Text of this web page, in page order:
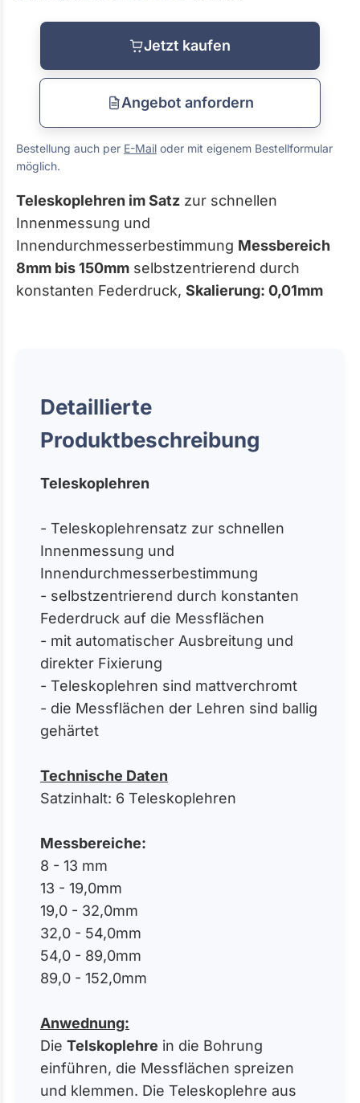
Jetzt kaufen
Angebot anfordern
Bestellung auch per E-Mail oder mit eigenem Bestellformular
möglich.
Teleskoplehren im Satz zur schnellen
Innenmessung und
Innendurchmesserbestimmung Messbereich
8mm bis 150mm selbstzentrierend durch
konstanten Federdruck, Skalierung: 0,01mm
Detaillierte
Produktbeschreibung
Teleskoplehren
- Teleskoplehrensatz zur schnellen
Innenmessung und
Innendurchmesserbestimmung
- selbstzentrierend durch konstanten
Federdruck auf die Messflächen
- mit automatischer Ausbreitung und
direkter Fixierung
- Teleskoplehren sind mattverchromt
- die Messflächen der Lehren sind ballig
gehärtet
Technische Daten
Satzinhalt: 6 Teleskoplehren
Messbereiche:
8 - 13 mm
13 - 19,0mm
19,0 - 32,0mm
32,0 - 54,0mm
54,0 - 89,0mm
89,0 - 152,0mm
Anwednung:
Die Telskoplehre in die Bohrung
einführen, die Messflächen spreizen
und klemmen. Die Teleskoplehre aus